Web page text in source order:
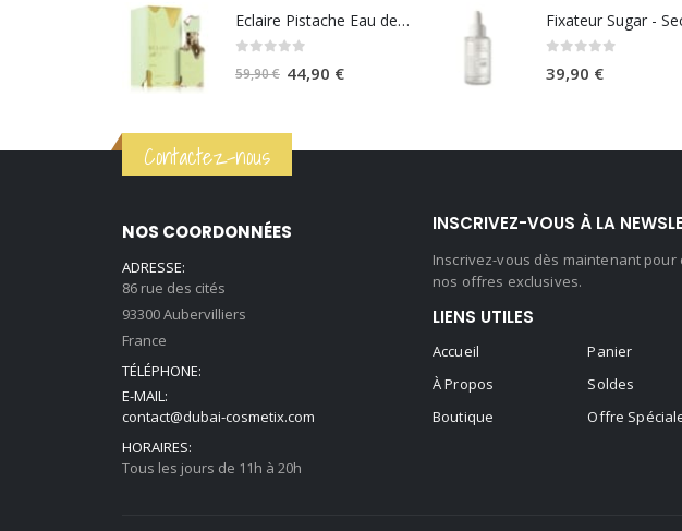
initial
était :
59,90 €.
actuel
44,90 €.
Eclaire Pistache Eau de parfum 100ml - Lattafa
59,90€ Le
était :
59,90 €.
44,90 €Le
est :
39,90 €
Contactez-nous
NOS COORDONNÉES
ADRESSE:
86 rue des cités
93300 Aubervilliers
France
TÉLÉPHONE:
E-MAIL:
contact@dubai-cosmetix.com
HORAIRES:
Tous les jours de 11h à 20h
INSCRIVEZ-VOUS À LA
Inscrivez-vous dès maintenant
nos offres exclusives.
LIENS UTILES
Accueil
À Propos
Boutique
Panier
Soldes
Offre